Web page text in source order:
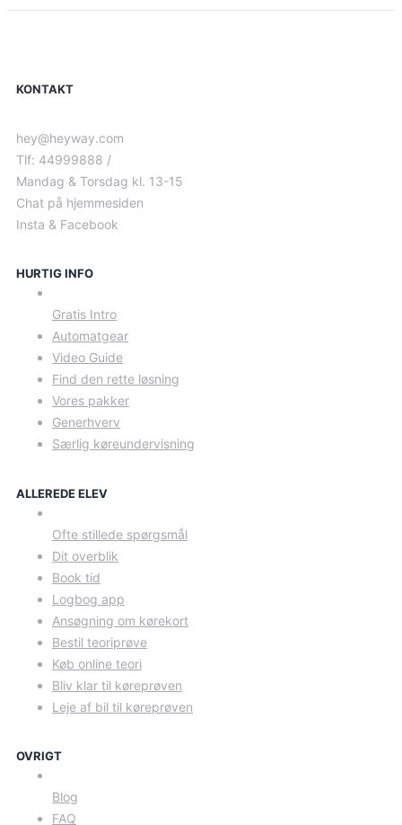
KONTAKT
hey@heyway.com
Tlf: 44999888 /
Mandag & Torsdag kl. 13-15
Chat på hjemmesiden
Insta & Facebook
HURTIG INFO
Gratis Intro
Automatgear
Video Guide
Find den rette løsning
Vores pakker
Generhverv
Særlig køreundervisning
ALLEREDE ELEV
Ofte stillede spørgsmål
Dit overblik
Book tid
Logbog app
Ansøgning om kørekort
Bestil teoriprøve
Køb online teori
Bliv klar til køreprøven
Leje af bil til køreprøven
OVRIGT
Blog
FAQ